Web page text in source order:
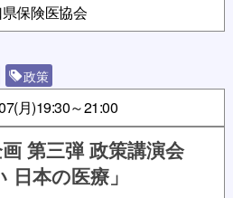
保険医協会
政策
月)19:30～21:00
第三弾 政策講演会
日本の医療」